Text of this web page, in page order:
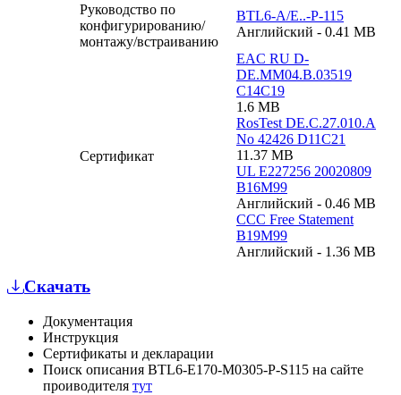
Руководство по
конфигурированию/
монтажу/встраиванию
BTL6-A/E..-P-115
Английский - 0.41 MB
Сертификат
EAC RU D-
DE.MM04.B.03519
C14C19
1.6 MB
RosTest DE.C.27.010.A
No 42426 D11C21
11.37 MB
UL E227256 20020809
B16M99
Английский - 0.46 MB
CCC Free Statement
B19M99
Английский - 1.36 MB
Скачать
Документация
Инструкция
Сертификаты и декларации
Поиск описания BTL6-E170-M0305-P-S115 на сайте
проиводителя тут